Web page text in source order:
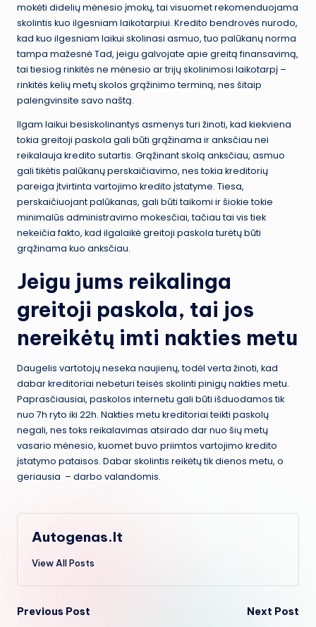
mokėti didelių mėnesio įmokų, tai visuomet rekomenduojama
skolintis kuo ilgesniam laikotarpiui. Kredito bendrovės nurodo,
kad kuo ilgesniam laikui skolinasi asmuo, tuo palūkanų norma
tampa mažesnė Tad, jeigu galvojate apie greitą finansavimą,
tai tiesiog rinkitės ne mėnesio ar trijų skolinimosi laikotarpį –
rinkitės kelių metų skolos grąžinimo terminą, nes šitaip
palengvinsite savo naštą.
Ilgam laikui besiskolinantys asmenys turi žinoti, kad kiekviena
tokia greitoji paskola gali būti grąžinama ir anksčiau nei
reikalauja kredito sutartis. Grąžinant skolą anksčiau, asmuo
gali tikėtis palūkanų perskaičiavimo, nes tokia kreditorių
pareiga įtvirtinta vartojimo kredito įstatyme. Tiesa,
perskaičiuojant palūkanas, gali būti taikomi ir šiokie tokie
minimalūs administravimo mokesčiai, tačiau tai vis tiek
nekeičia fakto, kad ilgalaikė greitoji paskola turėtų būti
grąžinama kuo anksčiau.
Jeigu jums reikalinga
greitoji paskola, tai jos
nereikėtų imti nakties metu
Daugelis vartotojų neseka naujienų, todėl verta žinoti, kad
dabar kreditoriai nebeturi teisės skolinti pinigų nakties metu.
Paprasčiausiai, paskolos internetu gali būti išduodamos tik
nuo 7h ryto iki 22h. Nakties metu kreditoriai teikti paskolų
negali, nes toks reikalavimas atsirado dar nuo šių metų
vasario mėnesio, kuomet buvo priimtos vartojimo kredito
įstatymo pataisos. Dabar skolintis reikėtų tik dienos metu, o
geriausia – darbo valandomis.
Autogenas.lt
View All Posts
Post
Previous Post Next Post